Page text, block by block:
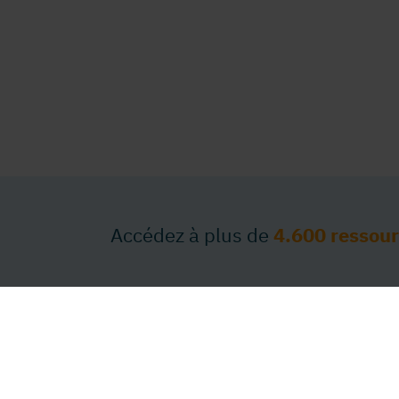
Accédez à plus de 4.600